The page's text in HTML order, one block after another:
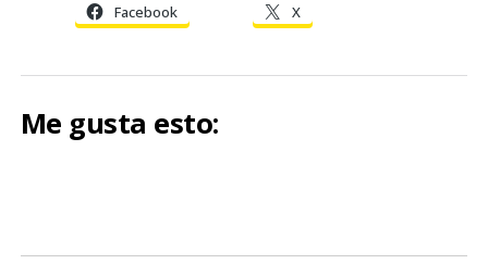
Facebook X
Me gusta esto: